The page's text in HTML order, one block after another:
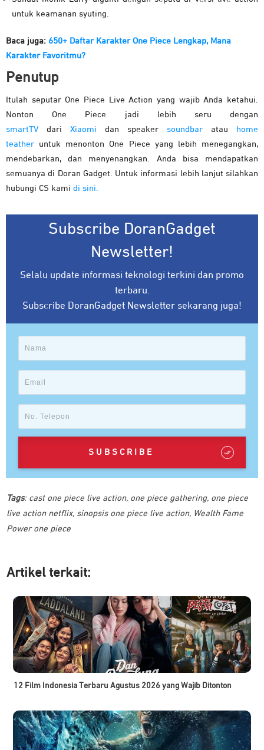
untuk keamanan syuting.
Baca juga: 650+ Daftar Karakter One Piece Lengkap, Mana
Karakter Favoritmu?
Penutup
Itulah seputar One Piece Live Action yang wajib Anda ketahui.
Nonton One Piece jadi lebih seru dengan
smartTV dari Xiaomi dan speaker soundbar atau home
teather untuk menonton One Piece yang lebih menegangkan,
mendebarkan, dan menyenangkan. Anda bisa mendapatkan
semuanya di Doran Gadget. Untuk informasi lebih lanjut silahkan
hubungi CS kami di sini.
Subscribe DoranGadget
Newsletter!
Selalu update informasi teknologi terkini dan promo
terbaru.
Subscribe DoranGadget Newsletter sekarang juga!
SUBSCRIBE
Tags: cast one piece live action, one piece gathering, one piece
live action netflix, sinopsis one piece live action, Wealth Fame
Power one piece
Artikel terkait:
12 Film Indonesia Terbaru Agustus 2026 yang Wajib Ditonton